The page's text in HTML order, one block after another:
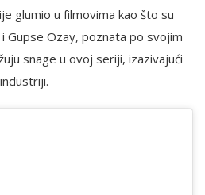
glumio u filmovima kao što su
i Gupse Ozay, poznata po svojim
snage u ovoj seriji, izazivajući